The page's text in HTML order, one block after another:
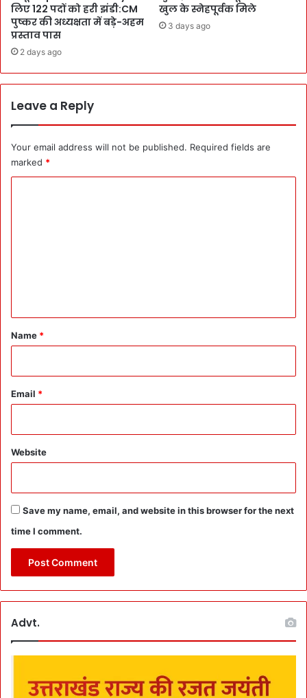
उ
त्त
खं
ड
के
वि
स
-
आ
:
P
S
D
न
रें
य
त
के
क्षी
:
वि
न
स
भा
ना
व
में
क
ट
ट
ने
ख
त
!
लिए 122 पदों को हरी झंडी:CM
पुष्कर की अध्यक्षता में बड़े-अहम
प्रस्ताव पास
2 days ago
खुल के स्नेहपूर्वक मिले
3 days ago
Leave a Reply
Your email address will not be published. Required fields are
marked *
*
Name *
Email *
Website
Save my name, email, and website in this browser for the next
time I comment.
Advt.